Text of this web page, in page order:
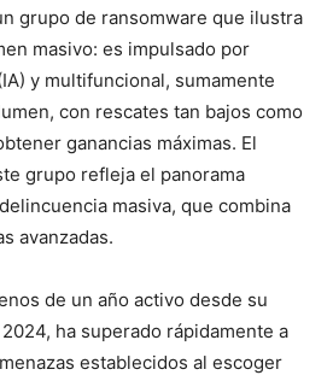
grupo de ransomware que ilustra
masivo: es impulsado por
y multifuncional, sumamente
con rescates tan bajos como
ganancias máximas. El
grupo refleja el panorama
masiva, que combina
avanzadas.
de un año activo desde su
ha superado rápidamente a
establecidos al escoger